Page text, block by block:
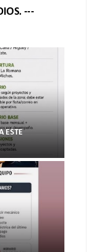
---
ESTE